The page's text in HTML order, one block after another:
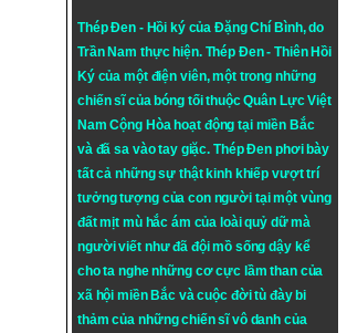
Thép Đen - Hồi ký của Đặng Chí Bình, do
Trần Nam thực hiện. Thép Đen- Thiên Hồi
Ký của một điện viên, một trong những
chiến sĩ của bóng tối thuộc Quân Lực Việt
Nam Cộng Hòa hoạt động tại miền Bắc
và đã sa vào tay giặc. Thép Đen phơi bày
tất cả những sự thật kinh khiếp vượt trí
tưởng tượng của con người tại một vùng
đất mịt mù hắc ám của loài quỷ dữ mà
người viết như đã đội mồ sống dậy kể
cho ta nghe những cơ cực lầm than của
xã hội miền Bắc và cuộc đời tù đày bi
thảm của những chiến sĩ vô danh của